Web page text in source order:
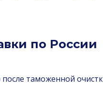
по России
таможенной